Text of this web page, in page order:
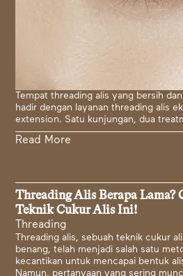
Tempat threading alis yang bersih
hadir dengan layanan threading alis
extension. Satu kunjungan, dua
Read More
Threading Alis Berapa Lama?
Teknik Cukur Alis Ini!
Threading
Threading alis, sebuah teknik cukur
benang, telah menjadi salah satu
kecantikan untuk mencapai bentuk
Namun, pertanyaan yang sering